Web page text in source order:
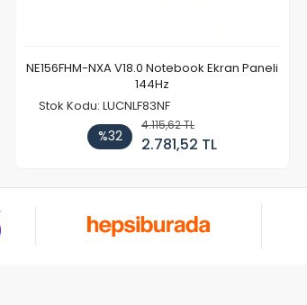
NE156FHM-NXA V18.0 Notebook Ekran Paneli
144Hz
Stok Kodu: LUCNLF83NF
%32
4.115,62 TL
2.781,52 TL